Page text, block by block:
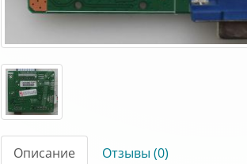
Описание Отзывы (0)